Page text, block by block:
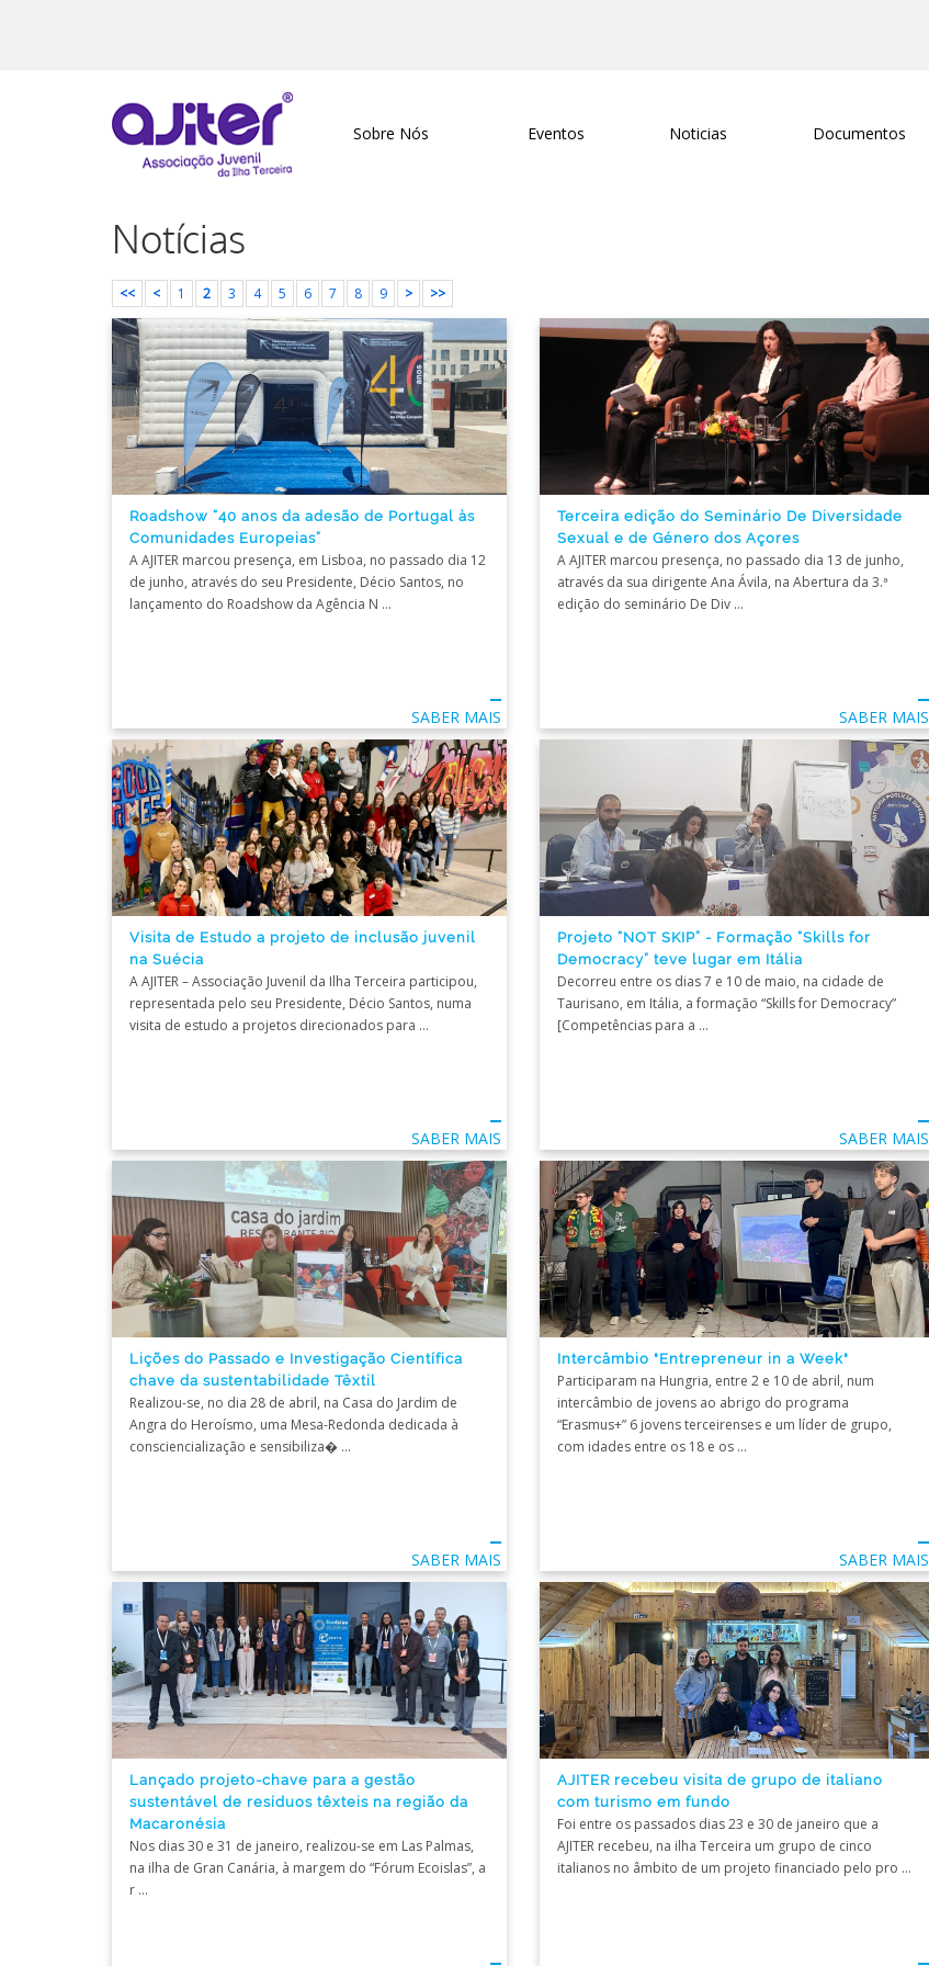
Sobre Nós Eventos Noticias Documentos
Notícias
<< < 1 2 3 4 5 6 7 8 9 > >>
Roadshow “40 anos da adesão de Portugal às
Comunidades Europeias”
A AJITER marcou presença, em Lisboa, no passado dia 12
de junho, através do seu Presidente, Décio Santos, no
lançamento do Roadshow da Agência N ...
SABER MAIS
Terceira edição do Seminário De Diversidade
Sexual e de Género dos Açores
A AJITER marcou presença, no passado dia 13 de junho,
através da sua dirigente Ana Ávila, na Abertura da 3.ª
edição do seminário De Div ...
SABER MAIS
Visita de Estudo a projeto de inclusão juvenil
na Suécia
A AJITER – Associação Juvenil da Ilha Terceira participou,
representada pelo seu Presidente, Décio Santos, numa
visita de estudo a projetos direcionados para ...
SABER MAIS
Projeto “NOT SKIP” - Formação “Skills for
Democracy” teve lugar em Itália
Decorreu entre os dias 7 e 10 de maio, na cidade de
Taurisano, em Itália, a formação “Skills for Democracy”
[Competências para a ...
SABER MAIS
Lições do Passado e Investigação Científica
chave da sustentabilidade Têxtil
Realizou-se, no dia 28 de abril, na Casa do Jardim de
Angra do Heroísmo, uma Mesa-Redonda dedicada à
consciencialização e sensibiliza� ...
SABER MAIS
Intercâmbio "Entrepreneur in a Week"
Participaram na Hungria, entre 2 e 10 de abril, num
intercâmbio de jovens ao abrigo do programa
“Erasmus+” 6 jovens terceirenses e um líder de grupo,
com idades entre os 18 e os ...
SABER MAIS
Lançado projeto-chave para a gestão
sustentável de resíduos têxteis na região da
Macaronésia
Nos dias 30 e 31 de janeiro, realizou-se em Las Palmas,
na ilha de Gran Canária, à margem do “Fórum Ecoislas”, a
r ...
AJITER recebeu visita de grupo de italiano
com turismo em fundo
Foi entre os passados dias 23 e 30 de janeiro que a
AJITER recebeu, na ilha Terceira um grupo de cinco
italianos no âmbito de um projeto financiado pelo pro ...